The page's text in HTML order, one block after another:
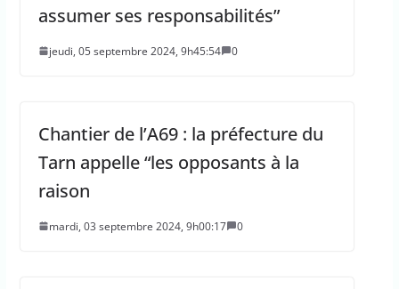
assumer ses responsabilités”
jeudi, 05 septembre 2024, 9h45:54 0
Chantier de l’A69 : la préfecture du
Tarn appelle “les opposants à la
raison
mardi, 03 septembre 2024, 9h00:17 0